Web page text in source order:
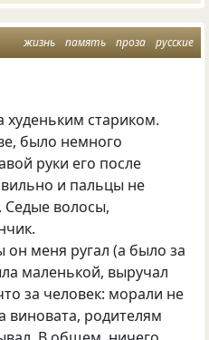
жизнь память проза русские
худеньким стариком.
было немного
руки его после
и пальцы не
Седые волосы,
меня ругал (а было за
маленькой, выручал
за человек: морали не
виновата, родителям